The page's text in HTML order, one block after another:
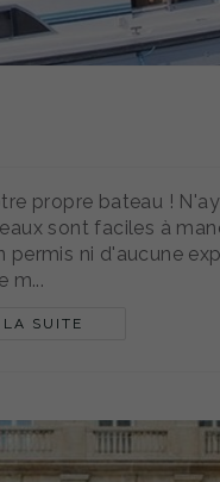
propre bateau !
sont faciles à
permis ni d'aucune
m...
LA SUITE